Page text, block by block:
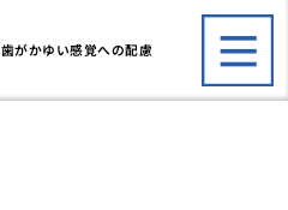
がかゆい感覚への配慮